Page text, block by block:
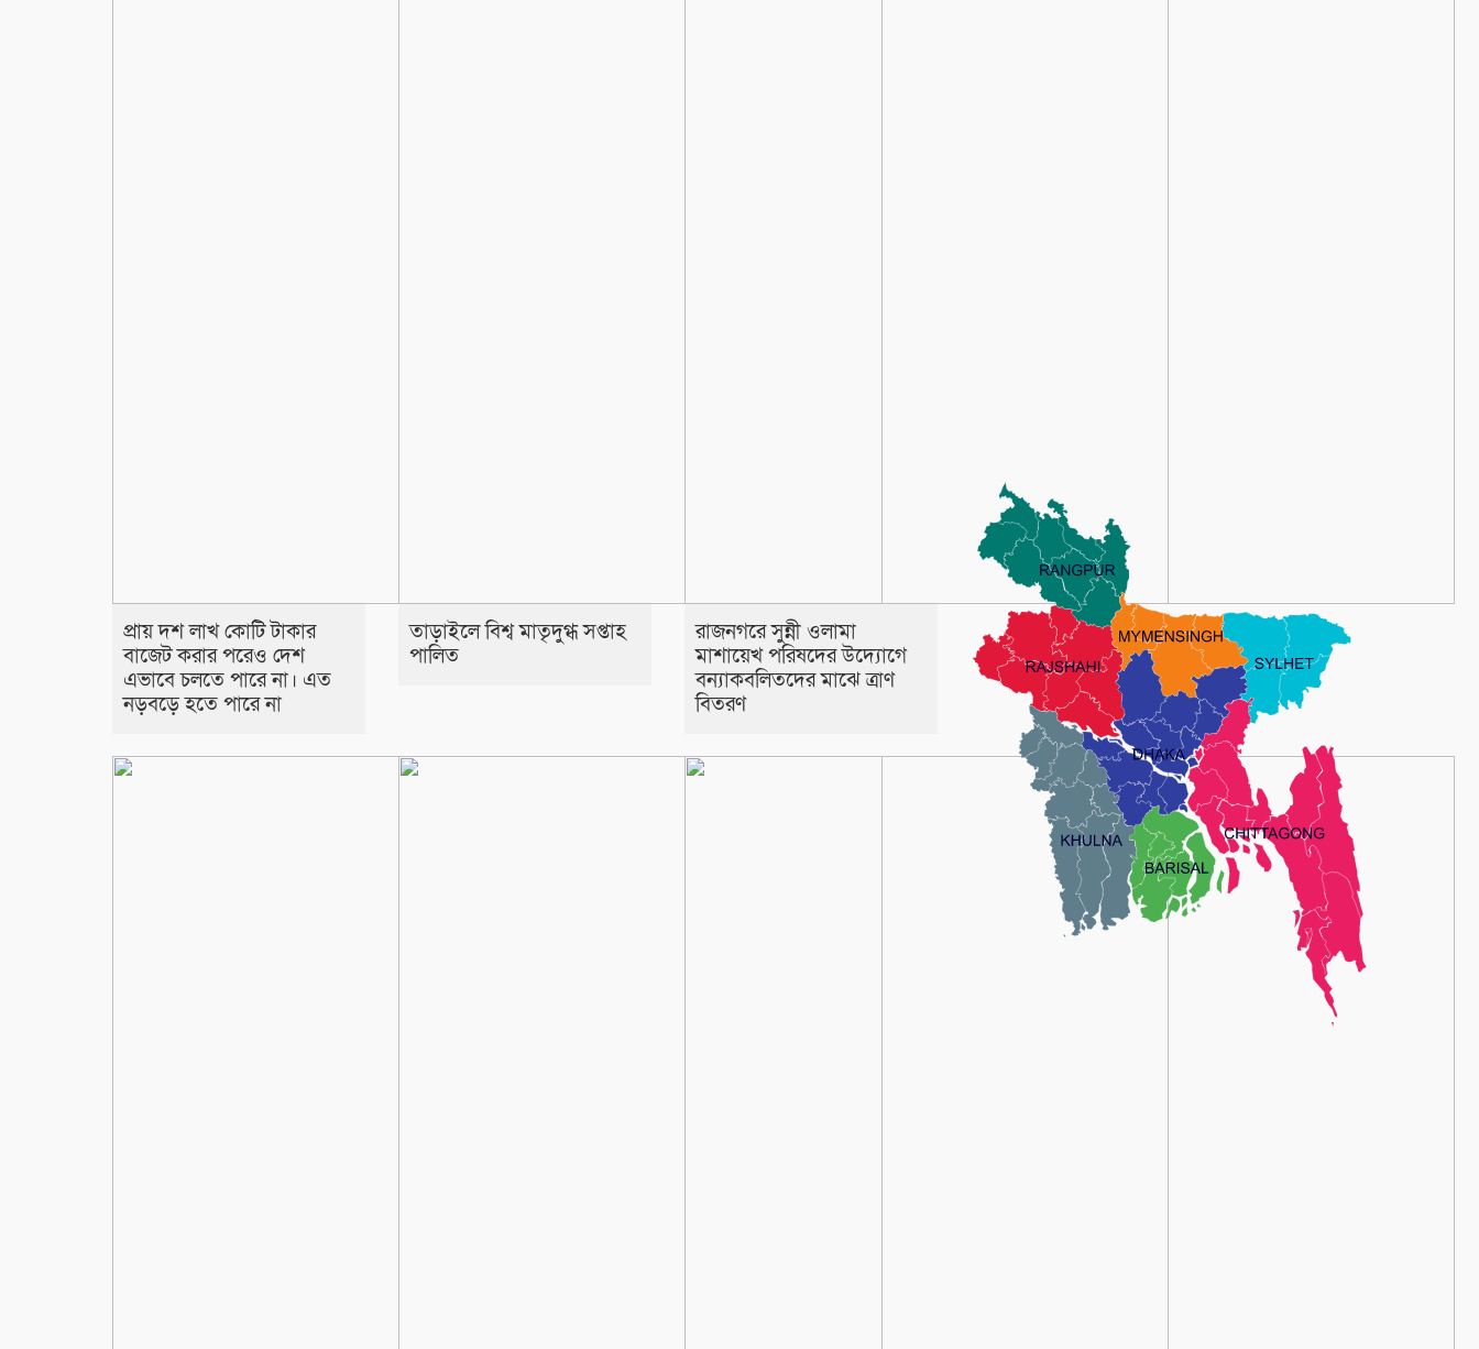
প্রায় দশ লাখ কোটি টাকার
বাজেট করার পরেও দেশ
এভাবে চলতে পারে না। এত
নড়বড়ে হতে পারে না
তাড়াইলে বিশ্ব মাতৃদুগ্ধ সপ্তাহ
পালিত
রাজনগরে সুন্নী ওলামা
মাশায়েখ পরিষদের উদ্যোগে
বন্যাকবলিতদের মাঝে ত্রাণ
বিতরণ